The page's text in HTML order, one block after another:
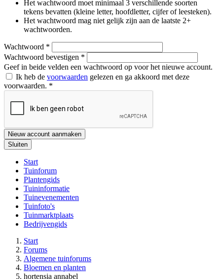
Het wachtwoord moet minimaal 3 verschillende soorten
tekens bevatten (kleine letter, hoofdletter, cijfer of leesteken).
Het wachtwoord mag niet gelijk zijn aan de laatste 2+
wachtwoorden.
Wachtwoord *
Wachtwoord bevestigen *
Geef in beide velden een wachtwoord op voor het nieuwe account.
Ik heb de voorwaarden gelezen en ga akkoord met deze
voorwaarden. *
Nieuw account aanmaken
Sluiten
Start
Tuinforum
Plantengids
Tuininformatie
Tuinevenementen
Tuinfoto's
Tuinmarktplaats
Bedrijvengids
Start
Forums
Algemene tuinforums
Bloemen en planten
hortensia annabel